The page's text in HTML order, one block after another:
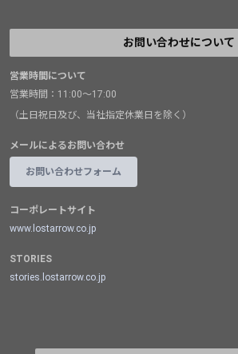
お問い合わせについて
営業時間について
営業時間：11:00～17:00
（土日祝日及び、当社指定休業日を除く）
メールによるお問い合わせ
お問い合わせフォーム
コーポレートサイト
www.lostarrow.co.jp
STORIES
stories.lostarrow.co.jp